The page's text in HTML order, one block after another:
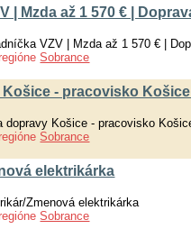
| Mzda až 1 570 € |
VZV | Mzda až 1 570 € |
Sobrance
- pracovisko
dopravy Košice - pracovisko
Sobrance
elektrikárka
Zmenová elektrikárka
Sobrance